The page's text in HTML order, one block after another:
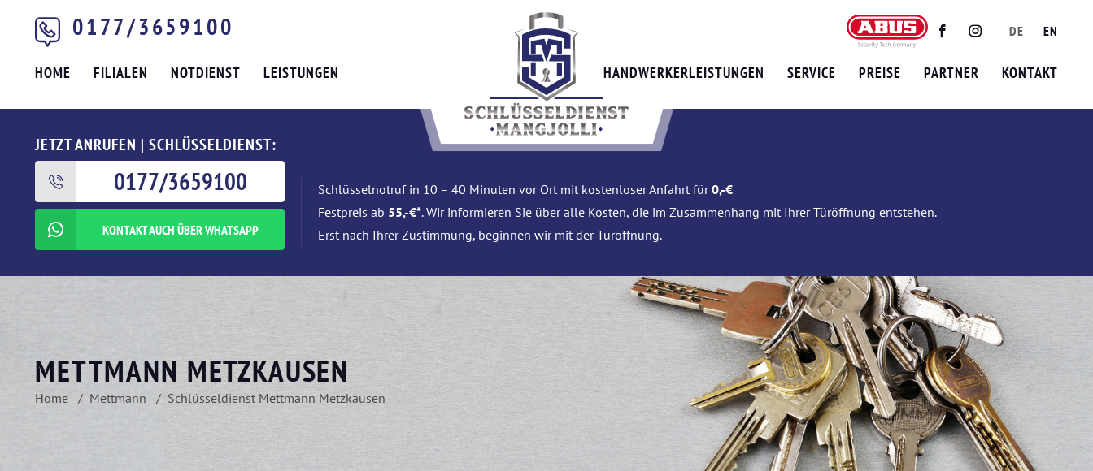
0177/3659100 TwitterFacebookInstagram
DE EN
HOME FILIALEN NOTDIENST LEISTUNGEN HANDWERKERLEISTUNGEN SERVICE PREISE PARTNER KONTAKT
JETZT ANRUFEN | SCHLÜSSELDIENST:
0177/3659100
KONTAKT AUCH ÜBER WHATSAPP
Schlüsselnotruf in 10 – 40 Minuten vor Ort mit kostenloser Anfahrt für0,-€
Festpreis ab 55,-€*. Wir informieren Sie über alle Kosten, die im Zusammenhang mit Ihrer Türöffnung entstehen.
Erst nach Ihrer Zustimmung, beginnen wir mit der Türöffnung.
METTMANN METZKAUSEN
Home Mettmann Schlüsseldienst Mettmann Metzkausen